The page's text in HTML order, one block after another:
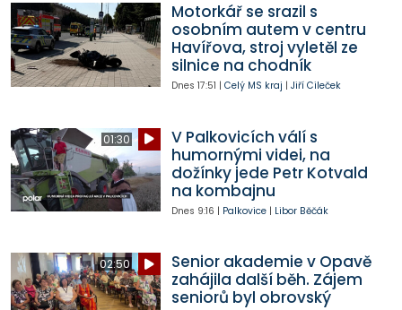
Motorkář se srazil s
osobním autem v centru
Havířova, stroj vyletěl ze
silnice na chodník
Dnes 17:51 | Celý MS kraj | Jiří Cileček
01:30
V Palkovicích válí s
humornými videi, na
dožínky jede Petr Kotvald
na kombajnu
Dnes 9:16 | Palkovice| Libor Běčák
02:50
Senior akademie v Opavě
zahájila další běh. Zájem
seniorů byl obrovský